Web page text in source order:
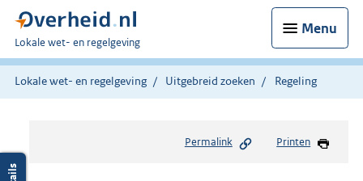
Menu
U
bent
hier:
Lokale wet- en regelgeving
Lokale wet- en regelgeving Uitgebreid zoeken Regeling
Permalink Printen